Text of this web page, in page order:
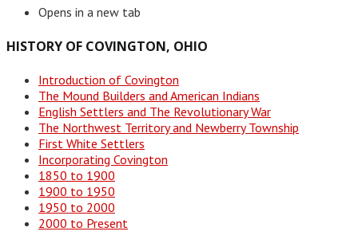
Opens in a new tab
HISTORY OF COVINGTON, OHIO
Introduction of Covington
The Mound Builders and American Indians
English Settlers and The Revolutionary War
The Northwest Territory and Newberry Township
First White Settlers
Incorporating Covington
1850 to 1900
1900 to 1950
1950 to 2000
2000 to Present